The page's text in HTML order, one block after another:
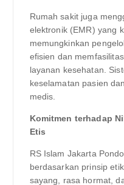
Rumah sakit juga
elektronik (EMR) yang
memungkinkan
efisien dan
layanan kesehatan.
keselamatan pasien
medis.
Komitmen terhadap
Etis
RS Islam Jakarta
berdasarkan prinsip
sayang, rasa hormat,